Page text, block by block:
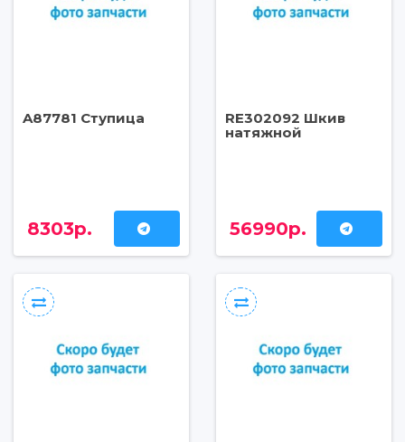
A87781 Ступица
8303р.
RE302092 Шкив
натяжной
56990р.